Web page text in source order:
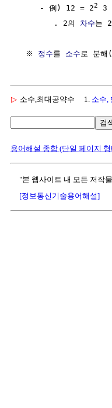
     - 例) 12 = 2
2
3
        . 2의
차수는
  ※
정수를 소수로 분
▷ 소수,최대공약수 1. 소수,
검
용어해설 종합 (단일 페이지
"본 웹사이트 내 모든 저작
[정보통신기술용어해설]